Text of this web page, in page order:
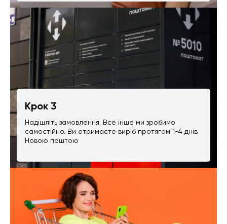
Крок 3
Надішліть замовлення. Все інше ми зробимо
самостійно. Ви отримаєте виріб протягом 1-4 днів
Новою поштою